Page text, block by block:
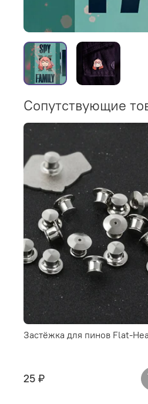
Сопутствующие
Застёжка для пинов Flat-
25 ₽